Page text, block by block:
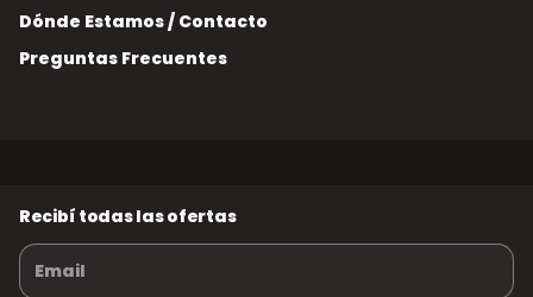
Dónde Estamos / Contacto
Preguntas Frecuentes
Recibí todas las ofertas